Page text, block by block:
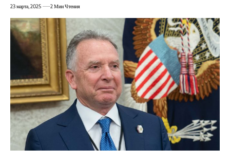
23 марта, 2025 2 Мин Чтения